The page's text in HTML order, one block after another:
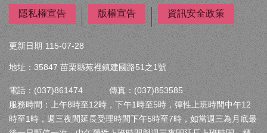
隱私權宣告
版權宣告 資訊安全政策
更新日期 115-07-28
地址：35847 苗栗縣苑裡鎮建國路51之1號
電話：(037)861474 傳真：(037)853585
服務時間：上午8時至12時，下午1時至5時，彈性上班時間中午12
時至1時，週三夜間延長受理時間下午5時至7時，如當週三為月底最